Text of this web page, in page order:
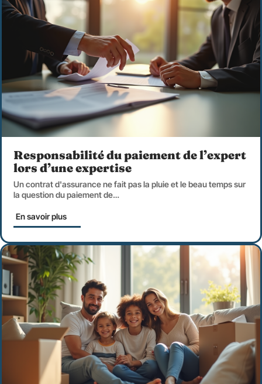
Responsabilité du paiement de l’expert
lors d’une expertise
Un contrat d'assurance ne fait pas la pluie et le beau temps sur
la question du paiement de…
En savoir plus